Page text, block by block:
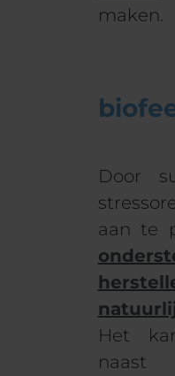
maken.
Door
aan te
Het